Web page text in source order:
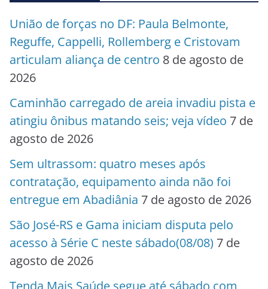
União de forças no DF: Paula Belmonte,
Reguffe, Cappelli, Rollemberg e Cristovam
articulam aliança de centro 8 de agosto de
2026
Caminhão carregado de areia invadiu pista e
atingiu ônibus matando seis; veja vídeo 7 de
agosto de 2026
Sem ultrassom: quatro meses após
contratação, equipamento ainda não foi
entregue em Abadiânia 7 de agosto de 2026
São José-RS e Gama iniciam disputa pelo
acesso à Série C neste sábado(08/08) 7 de
agosto de 2026